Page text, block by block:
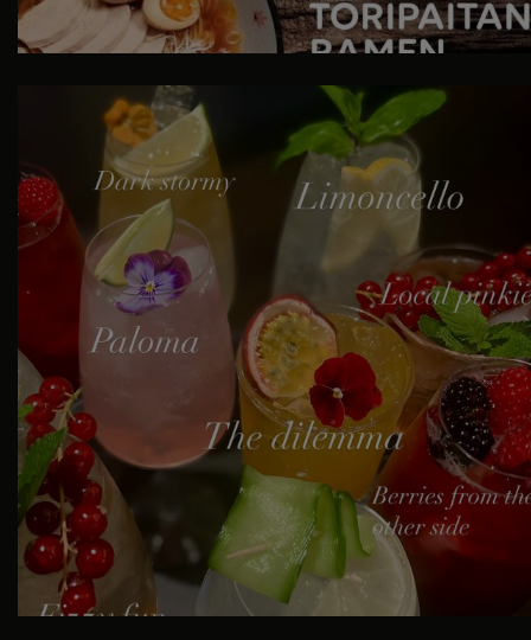
På Izumi er vi ikke bare...